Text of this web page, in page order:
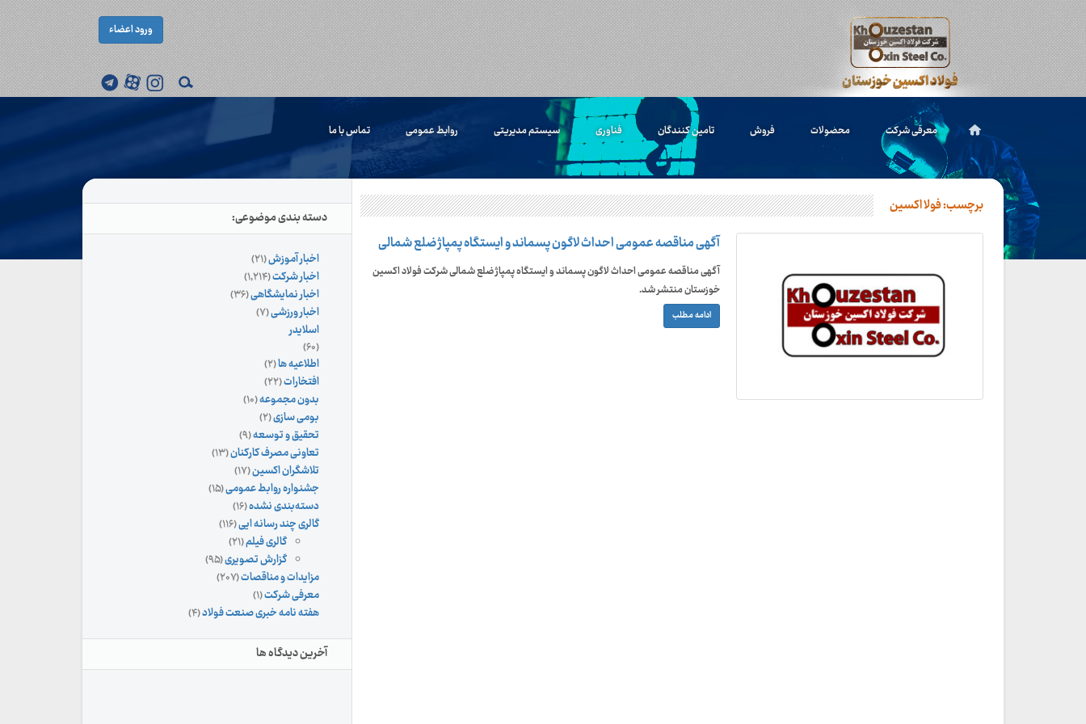
ورود اعضاء
معرفی شرکت محصولات فروش تامین کنندگان فناوری سیستم مدیریتی روابط عمومی تماس با ما
برچسب:فولا اکسین
آگهی مناقصه عمومی احداث لاگون پسماند و ایستگاه پمپاژ ضلع شمالی
آگهی مناقصه عمومی احداث لاگون پسماند و ایستگاه پمپاژ ضلع شمالی شرکت فولاد اکسین
خوزستان منتشر شد.
ادامه مطلب
دسته بندی موضوعی:
اخبار آموزش(۲۱)
اخبار شرکت(۱,۲۱۴)
اخبار نمایشگاهی(۳۶)
اخبار ورزشی(۷)
اسلایدر
(۶۰)
اطلاعیه ها(۲)
افتخارات(۲۲)
بدون مجموعه(۱۰)
بومی سازی(۲)
تحقیق و توسعه(۹)
تعاونی مصرف کارکنان(۱۳)
تلاشگران اکسین(۱۷)
جشنواره روابط عمومی(۱۵)
دسته‌بندی نشده(۱۶)
گالری چند رسانه ایی(۱۱۶)
گالری فیلم(۲۱)
گزارش تصویری(۹۵)
مزایدات و مناقصات(۲۰۷)
معرفی شرکت(۱)
هفته نامه خبری صنعت فولاد(۴)
آخرین دیدگاه ها